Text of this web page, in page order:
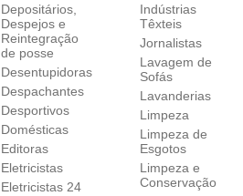
Depositários,
Despejos e
Reintegração
de posse
Desentupidoras
Despachantes
Desportivos
Domésticas
Editoras
Eletricistas
Eletricistas 24
Indústrias
Têxteis
Jornalistas
Lavagem de
Sofás
Lavanderias
Limpeza
Limpeza de
Esgotos
Limpeza e
Conservação